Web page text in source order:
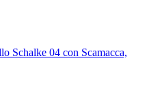
Schalke 04 con Scamacca,